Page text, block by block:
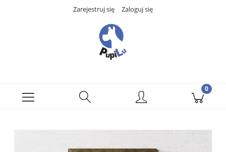
Zarejestruj się Zaloguj się